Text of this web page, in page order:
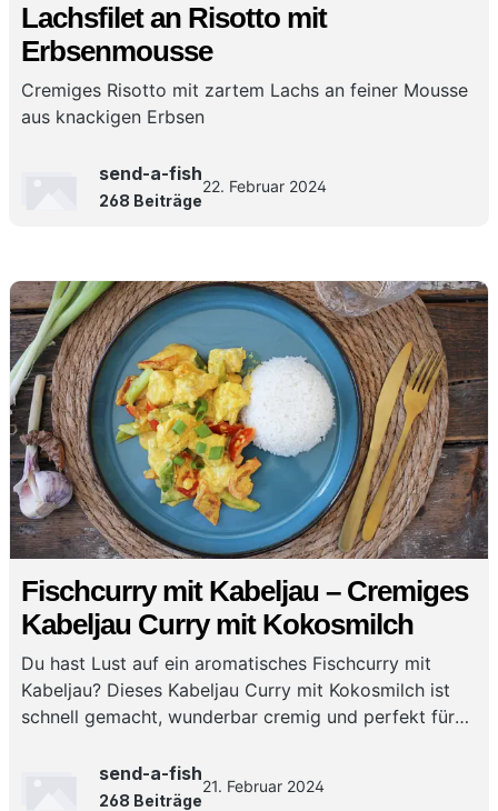
Lachsfilet an Risotto mit
Erbsenmousse
Cremiges Risotto mit zartem Lachs an feiner Mousse
aus knackigen Erbsen
send-a-fish
268 Beiträge
22. Februar 2024
Fischcurry mit Kabeljau – Cremiges
Kabeljau Curry mit Kokosmilch
Du hast Lust auf ein aromatisches Fischcurry mit
Kabeljau? Dieses Kabeljau Curry mit Kokosmilch ist
schnell gemacht, wunderbar cremig und perfekt für
send-a-fish
268 Beiträge
21. Februar 2024